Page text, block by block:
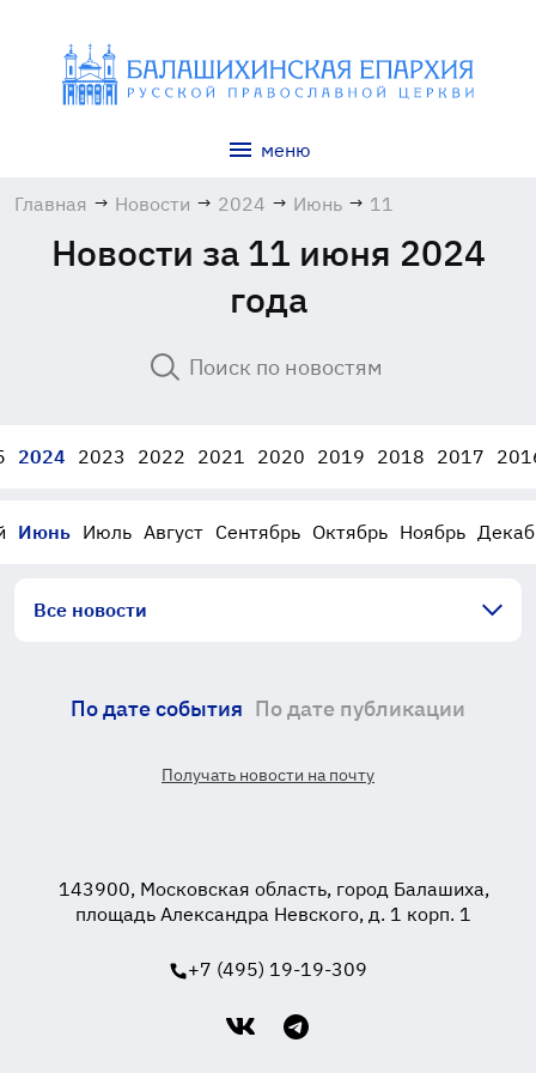
меню
Главная → Новости → 2024 → Июнь → 11
Новости за 11 июня 2024
года
2024 2023 2022 2021 2020 2019 2018 2017
Июнь Июль Август Сентябрь Октябрь Ноябрь
Все новости
По дате события По дате публикации
Получать новости на почту
143900, Московская область, город Балашиха,
площадь Александра Невского, д. 1 корп. 1
+7 (495) 19-19-309